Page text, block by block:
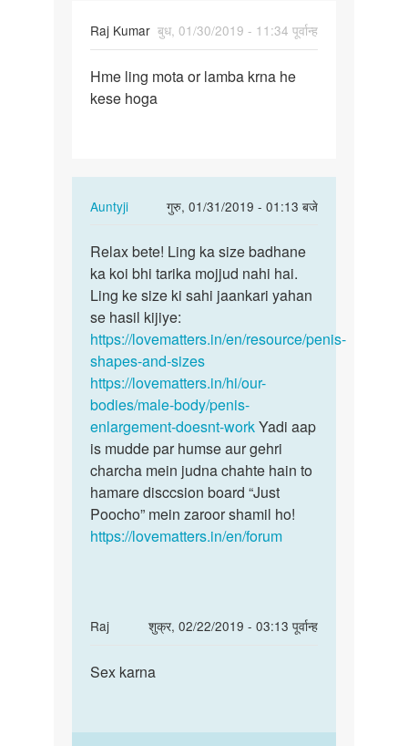
Raj Kumar बुध, 01/30/2019 - 11:34 पूर्वान्ह
Hme
lund
Hme ling mota or lamba krna he
kese hoga
Auntyji
गुरु, 01/31/2019 - 01:13 बजे
In
to
Hme
lund
mota
or
lamba
krna…
by
Raj
Kumar
Relax
bete!
Ling
ka
size…
Relax bete! Ling ka size badhane
ka koi bhi tarika mojjud nahi hai.
Ling ke size ki sahi jaankari yahan
se hasil kijiye:
https://lovematters.in/en/resource/penis-
shapes-and-sizes
https://lovematters.in/hi/our-
bodies/male-body/penis-
enlargement-doesnt-workYadi aap
is mudde par humse aur gehri
charcha mein judna chahte hain to
hamare disccsion board “Just
Poocho” mein zaroor shamil ho!
https://lovematters.in/en/forum
Raj
शुक्र, 02/22/2019 - 03:13 पूर्वान्ह
In
to
mota
Sex
Sex karna